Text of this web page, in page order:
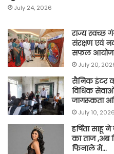
July 24, 2026
राज्य स्वच्छ
संरक्षण एवं
सफल
July 20,
सैनिक इंटर
विधिक
जागरूकता
July 10, 2026
हर्षिता साहू
का ताज ,अब
फिनाले में…